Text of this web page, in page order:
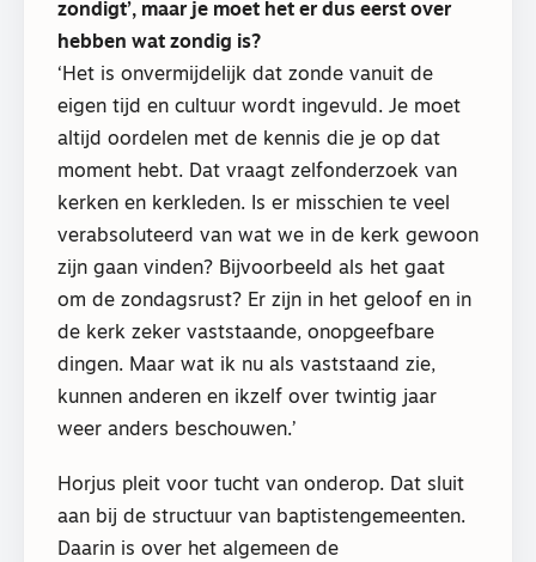
zondigt’, maar je moet het er dus eerst over
hebben wat zondig is?
‘Het is onvermijdelijk dat zonde vanuit de
eigen tijd en cultuur wordt ingevuld. Je moet
altijd oordelen met de kennis die je op dat
moment hebt. Dat vraagt zelfonderzoek van
kerken en kerkleden. Is er misschien te veel
verabsoluteerd van wat we in de kerk gewoon
zijn gaan vinden? Bijvoorbeeld als het gaat
om de zondagsrust? Er zijn in het geloof en in
de kerk zeker vaststaande, onopgeefbare
dingen. Maar wat ik nu als vaststaand zie,
kunnen anderen en ikzelf over twintig jaar
weer anders beschouwen.’
Horjus pleit voor tucht van onderop. Dat sluit
aan bij de structuur van baptistengemeenten.
Daarin is over het algemeen de